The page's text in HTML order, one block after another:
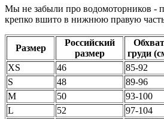
Мы не забыли про водомоторников -
крепко вшито в нижнюю правую
Размер
Российский
размер
Обхват
груди
XS
46 85-92
S
48 89-96
M
50 93-100
L
52 97-104